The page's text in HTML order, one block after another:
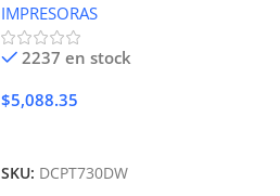
IMPRESORAS
2237 en stock
$5,088.35
SKU: DCPT730DW